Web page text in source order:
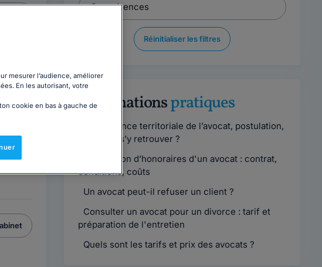
Réinitialiser les filtres
Informationspratiques
Compétence territoriale de l’avocat, postulation,
comment s’y retrouver ?
Convention d’honoraires d'un avocat : contrat,
conditions, coûts
Un avocat peut-il refuser un client ?
Consulter un avocat pour un divorce : tarif et
préparation de l'entretien
Quels sont les tarifs et prix des avocats ?
mesurer l’audience, améliorer
En les autorisant, votre
cookie en bas à gauche de